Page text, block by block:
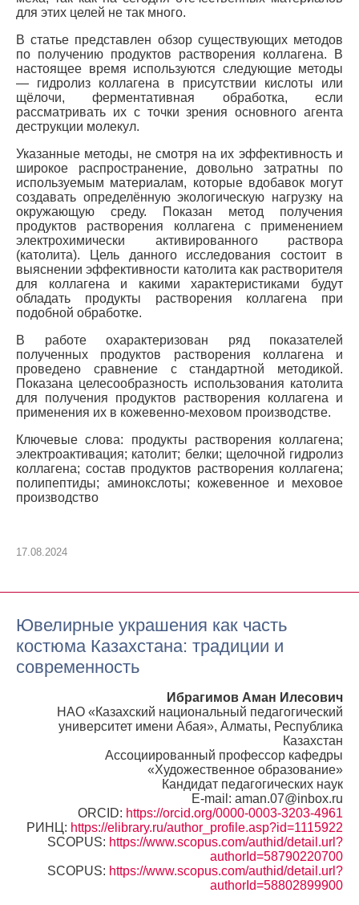
для этих целей не так много.
В статье представлен обзор существующих методов
по получению продуктов растворения коллагена. В
настоящее время используются следующие методы
— гидролиз коллагена в присутствии кислоты или
щёлочи, ферментативная обработка, если
рассматривать их с точки зрения основного агента
деструкции молекул.
Указанные методы, не смотря на их эффективность и
широкое распространение, довольно затратны по
используемым материалам, которые вдобавок могут
создавать определённую экологическую нагрузку на
окружающую среду. Показан метод получения
продуктов растворения коллагена с применением
электрохимически активированного раствора
(католита). Цель данного исследования состоит в
выяснении эффективности католита как растворителя
для коллагена и какими характеристиками будут
обладать продукты растворения коллагена при
подобной обработке.
В работе охарактеризован ряд показателей
полученных продуктов растворения коллагена и
проведено сравнение с стандартной методикой.
Показана целесообразность использования католита
для получения продуктов растворения коллагена и
применения их в кожевенно-меховом производстве.
Ключевые слова: продукты растворения коллагена;
электроактивация; католит; белки; щелочной гидролиз
коллагена; состав продуктов растворения коллагена;
полипептиды; аминокслоты; кожевенное и меховое
производство
17.08.2024
Ювелирные украшения как часть
костюма Казахстана: традиции и
современность
Ибрагимов Аман Илесович
НАО «Казахский национальный педагогический
университет имени Абая», Алматы, Республика
Казахстан
Ассоциированный профессор кафедры
«Художественное образование»
Кандидат педагогических наук
E-mail: aman.07@inbox.ru
ORCID: https://orcid.org/0000-0003-3203-4961
РИНЦ: https://elibrary.ru/author_profile.asp?id=1115922
SCOPUS: https://www.scopus.com/authid/detail.url?
authorId=58790220700
SCOPUS: https://www.scopus.com/authid/detail.url?
authorId=58802899900